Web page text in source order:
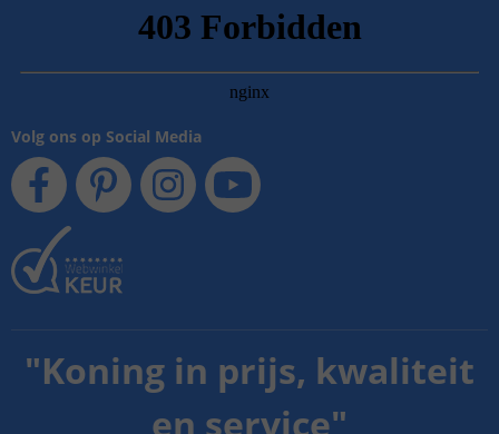
Volg ons op Social Media
"Koning in prijs, kwaliteit
en service"